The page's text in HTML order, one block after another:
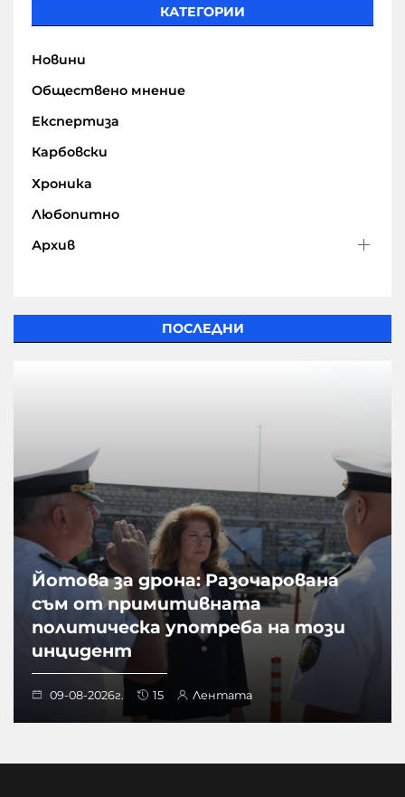
КАТЕГОРИИ
Новини
Обществено мнение
Експертиза
Карбовски
Хроника
Любопитно
Архив
ПОСЛЕДНИ
Йотова за дрона: Разочарована
съм от примитивната
политическа употреба на този
инцидент
09-08-2026г. 15 Лентата